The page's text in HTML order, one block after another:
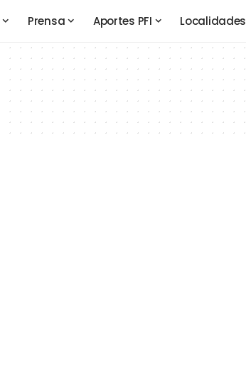
Prensa Aportes PFI Localidades